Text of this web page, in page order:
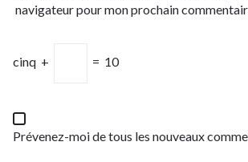
navigateur pour mon prochain
cinq + = 10
Prévenez-moi de tous les nouveaux